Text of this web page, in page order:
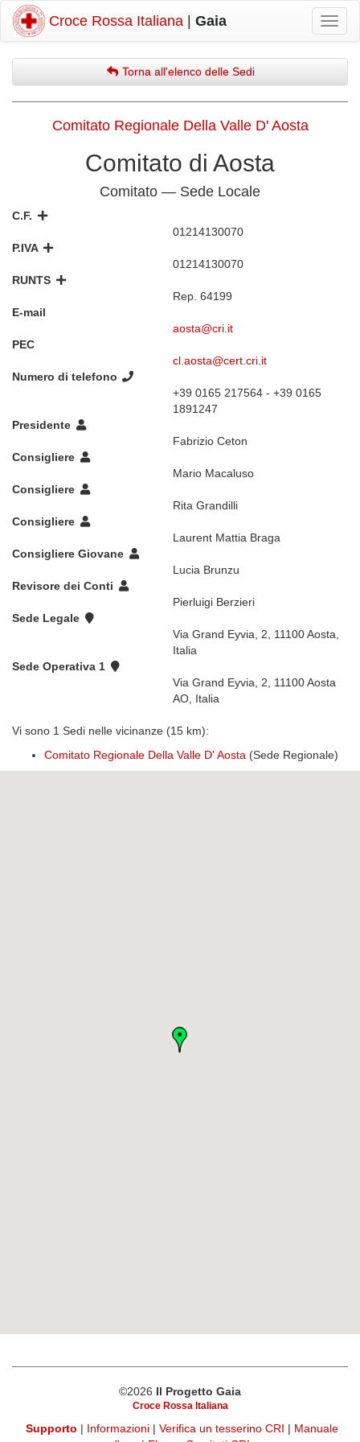
Croce Rossa Italiana Gaia
Torna all'elenco delle Sedi
Comitato Regionale Della Valle D' Aosta
Comitato di Aosta
Comitato — Sede Locale
C.F.
01214130070
P.IVA
01214130070
RUNTS
Rep. 64199
E-mail
aosta@cri.it
PEC
cl.aosta@cert.cri.it
Numero di telefono
+39 0165 217564 - +39 0165
1891247
Presidente
Fabrizio Ceton
Consigliere
Mario Macaluso
Consigliere
Rita Grandilli
Consigliere
Laurent Mattia Braga
Consigliere Giovane
Lucia Brunzu
Revisore dei Conti
Pierluigi Berzieri
Sede Legale
Via Grand Eyvia, 2, 11100 Aosta,
Italia
Sede Operativa 1
Via Grand Eyvia, 2, 11100 Aosta
AO, Italia
Vi sono 1 Sedi nelle vicinanze (15 km):
Comitato Regionale Della Valle D' Aosta (Sede Regionale)
©2026 Il Progetto Gaia
Croce Rossa Italiana
Supporto | Informazioni | Verifica un tesserino CRI | Manuale